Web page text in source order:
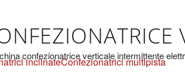
inclinateConfezionatrici multipista
confezionatrice verticale intermittente